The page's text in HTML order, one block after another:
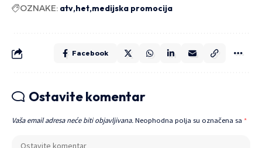
OZNAKE: atv het medijska promocija
Facebook
Ostavite komentar
Vaša email adresa neće biti objavljivana. Neophodna polja su označena sa *